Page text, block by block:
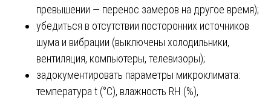
превышении — перенос замеров на другое время);
убедиться в отсутствии посторонних источников
шума и вибрации (выключены холодильники,
вентиляция, компьютеры, телевизоры);
задокументировать параметры микроклимата:
температура t (°C), влажность RH (%),